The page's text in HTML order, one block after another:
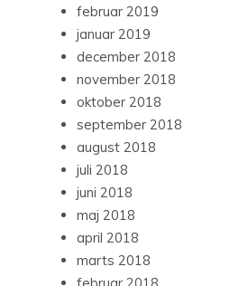
februar 2019
januar 2019
december 2018
november 2018
oktober 2018
september 2018
august 2018
juli 2018
juni 2018
maj 2018
april 2018
marts 2018